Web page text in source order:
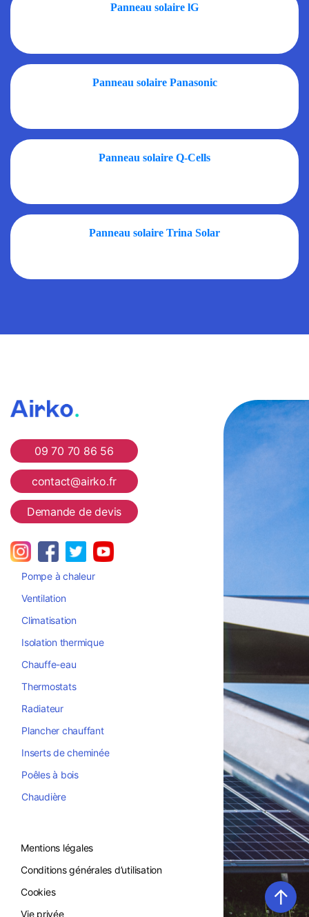
Panneau solaire lG
Panneau solaire Panasonic
Panneau solaire Q-Cells
Panneau solaire Trina Solar
Airko09 70 70 86 56
contact@airko.fr
Demande de devis
Pompe à chaleur
Ventilation
Climatisation
Isolation thermique
Chauffe-eau
Thermostats
Radiateur
Plancher chauffant
Inserts de cheminée
Poêles à bois
Chaudière
Mentions légales
Conditions générales d’utilisation
Cookies
Vie privée
↑